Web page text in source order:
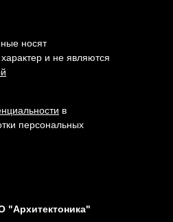
в
персональных
носят
и не являются
"Архитектоника"